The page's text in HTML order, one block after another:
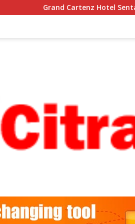
Hotel Sentani, Jejak Semmy